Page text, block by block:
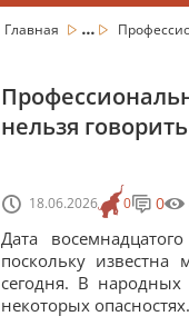
Главная ...
нельзя говорить
18.06.2026 0 0
Дата
поскольку
сегодня. В народных
некоторых опасностях.